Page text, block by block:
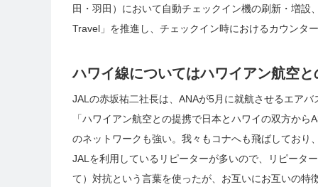
田・羽田）において自動チェックイン機の刷新・増
Travel」を推進し、チェックイン時におけるカウンタ
ハワイ線についてはハワイアン航空
JALの赤坂祐二社長は、ANAが5月に就航させるエア
「ハワイアン航空との提携で日本とハワイの双方か
のネットワークも強い。我々もコナへも飛ばしてお
JALを利用しているリピーターが多いので、リピータ
て）対抗という言葉を使ったが、お互いにお互いの